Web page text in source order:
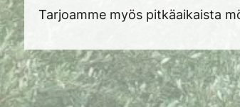
Tarjoamme myös pitkäaikaista